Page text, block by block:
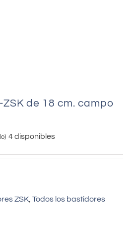
de 18 cm. campo
4 disponibles
ZSK Todos los bastidores